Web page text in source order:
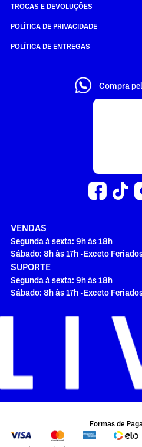
TROCAS E DEVOLUÇÕES
POLÍTICA DE PRIVACIDADE
POLÍTICA DE ENTREGAS
Compra
VENDAS
Segunda à sexta: 9h às 18h
Sábado: 8h às 17h -Exceto
SUPORTE
Segunda à sexta: 9h às 18h
Sábado: 8h às 17h -Exceto
Formas de